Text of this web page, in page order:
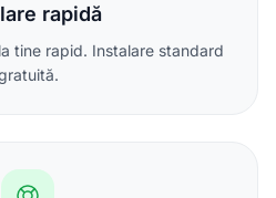
rapidă
tine rapid. Instalare standard